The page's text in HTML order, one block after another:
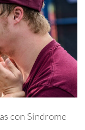
con Síndrome